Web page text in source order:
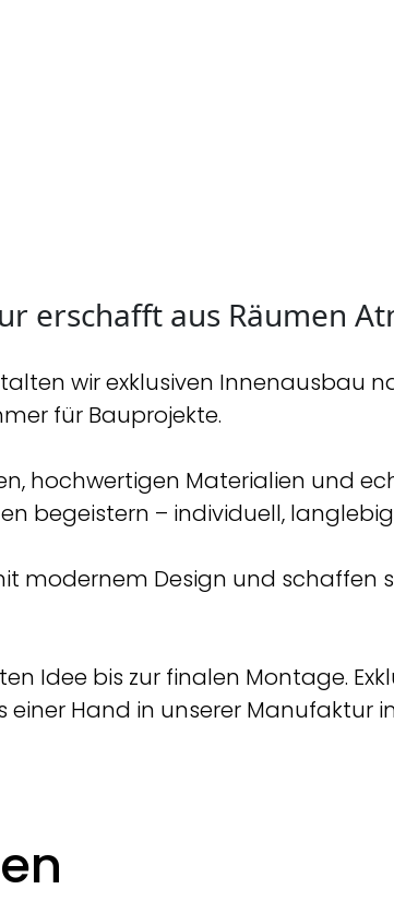
erschafft aus Räumen
wir exklusiven Innenausbau
für Bauprojekte.
hochwertigen Materialien und
begeistern – individuell,
modernem Design und
Idee bis zur finalen Montage.
Hand in unserer Manufaktur